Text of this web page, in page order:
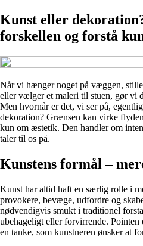
Kunst eller
forskellen og forstå
Når vi hænger noget på væggen,
eller vælger et maleri til stuen, gør vi
Men hvornår er det, vi ser på,
dekoration? Grænsen kan virke
kun om æstetik. Den handler om
taler til os på.
Kunstens formål –
Kunst har altid haft en særlig rolle i
provokere, bevæge, udfordre og
nødvendigvis smukt i traditionel
ubehageligt eller forvirrende. Pointen
en tanke, som kunstneren ønsker at